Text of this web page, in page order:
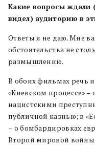
Какие вопросы ждали
видел) аудиторию в
Ответы я не даю. Мне
обстоятельства не
размышлению.
В обоих фильмах речь
«Киевском процессе» –
нацистскими
публичной казнью; в
– о бомбардировках
Второй мировой